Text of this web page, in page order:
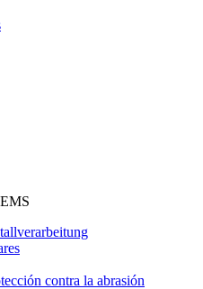
contra la abrasión